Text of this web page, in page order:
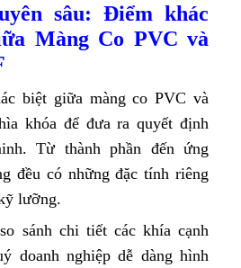
sâu: Điểm khác
Màng Co PVC và
biệt giữa màng co PVC và
khóa để đưa ra quyết định
Từ thành phần đến ứng
đều có những đặc tính riêng
lưỡng.
sánh chi tiết các khía cạnh
doanh nghiệp dễ dàng hình